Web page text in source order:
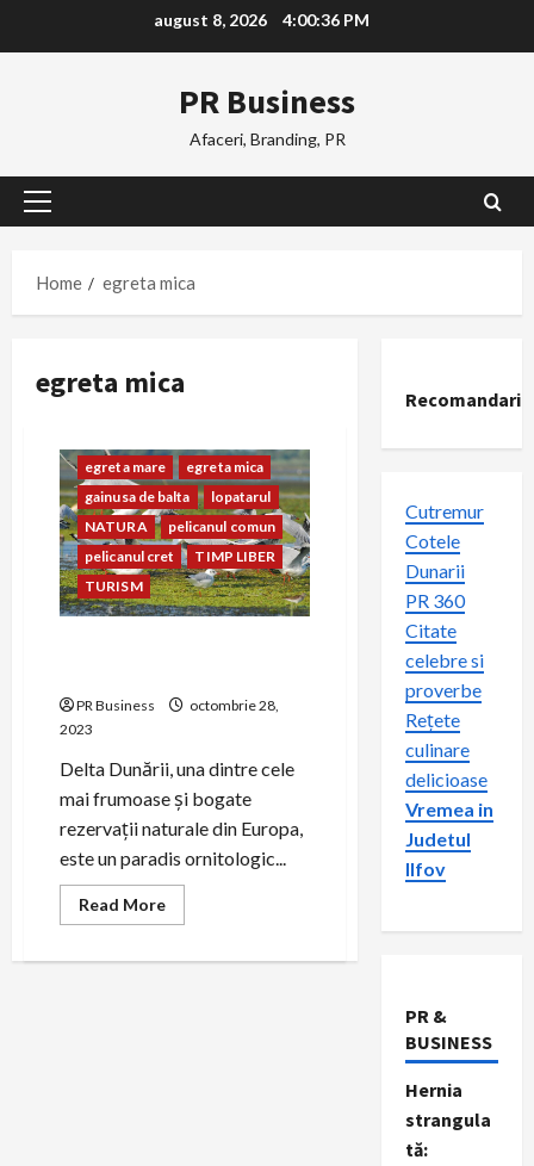
august 8, 2026 4:00:37 PM
PR Business
Afaceri, Branding, PR
Primary
Home
egreta mica
egreta mica
egreta mare
egreta mica
gainusa de balta
lopatarul
NATURA
pelicanul comun
pelicanul cret
TIMP LIBER
TURISM
PR Business
octombrie 28,
2023
Delta Dunării, una dintre cele
mai frumoase și bogate
rezervații naturale din Europa,
este un paradis ornitologic...
Read MoreRead
more
specii
Recomandari
Cutremur
Cotele
Dunarii
PR 360
Citate
celebre si
proverbe
Rețete
culinare
delicioase
Vremea in
Judetul
Ilfov
PR &
BUSINESS
Hernia
strangula
tă: